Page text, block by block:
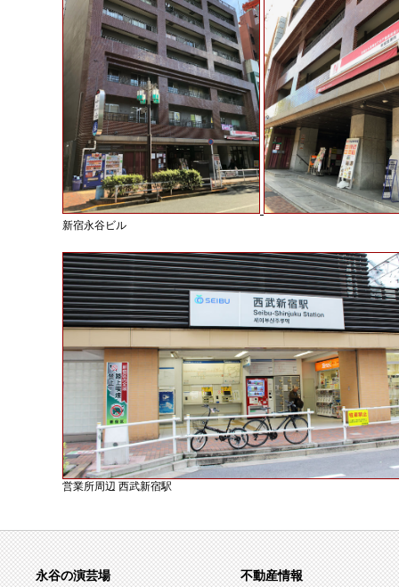
新宿永谷ビル
営業所周辺 西武新宿駅
永谷の演芸場 不動産情報